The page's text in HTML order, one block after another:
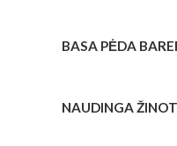
BASA PĖDA
NAUDINGA